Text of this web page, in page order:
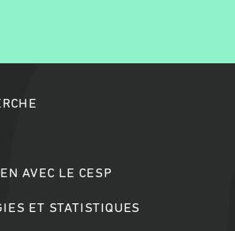
AVEC LE CESP
ET STATISTIQUES